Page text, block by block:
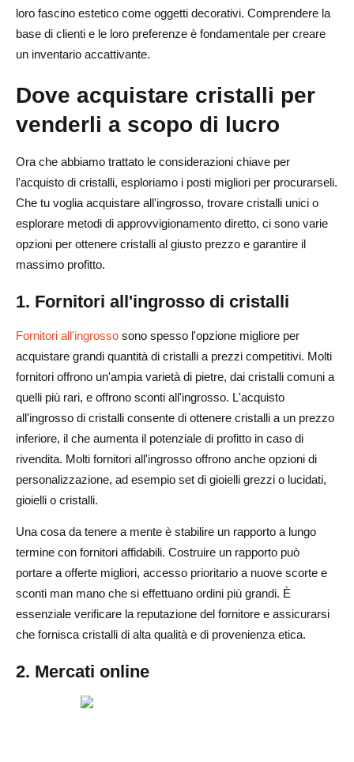
loro fascino estetico come oggetti decorativi. Comprendere la
base di clienti e le loro preferenze è fondamentale per creare
un inventario accattivante.
Dove acquistare cristalli per
venderli a scopo di lucro
Ora che abbiamo trattato le considerazioni chiave per
l'acquisto di cristalli, esploriamo i posti migliori per procurarseli.
Che tu voglia acquistare all'ingrosso, trovare cristalli unici o
esplorare metodi di approvvigionamento diretto, ci sono varie
opzioni per ottenere cristalli al giusto prezzo e garantire il
massimo profitto.
1. Fornitori all'ingrosso di cristalli
Fornitori all'ingrosso sono spesso l'opzione migliore per
acquistare grandi quantità di cristalli a prezzi competitivi. Molti
fornitori offrono un'ampia varietà di pietre, dai cristalli comuni a
quelli più rari, e offrono sconti all'ingrosso. L'acquisto
all'ingrosso di cristalli consente di ottenere cristalli a un prezzo
inferiore, il che aumenta il potenziale di profitto in caso di
rivendita. Molti fornitori all'ingrosso offrono anche opzioni di
personalizzazione, ad esempio set di gioielli grezzi o lucidati,
gioielli o cristalli.
Una cosa da tenere a mente è stabilire un rapporto a lungo
termine con fornitori affidabili. Costruire un rapporto può
portare a offerte migliori, accesso prioritario a nuove scorte e
sconti man mano che si effettuano ordini più grandi. È
essenziale verificare la reputazione del fornitore e assicurarsi
che fornisca cristalli di alta qualità e di provenienza etica.
2. Mercati online